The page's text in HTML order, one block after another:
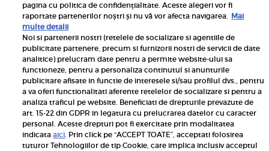
Inscrie-te la newsletterul UNICA
Pariază responsabil! Decizia ONJN nr. 821/25.09.2025.
Jocurile de noroc sunt interzise minorilor.
pagina cu politica de confidențialitate. Aceste alegeri vor fi
raportate partenerilor noștri și nu vă vor afecta navigarea. Mai
multe detalii
Noi si partenerii nostri (retelele de socializare si agentiile de
publicitate partenere, precum si furnizorii nostri de servicii de date
analitice) prelucram date pentru a permite website-ului sa
functioneze, pentru a personaliza continutul si anunturile
publicitare afisate in functie de interesele si/sau profilul dvs., pentru
a va oferi functionalitati aferente retelelor de socializare si pentru a
analiza traficul pe website. Beneficiati de drepturile prevazute de
art. 15-22 din GDPR in legatura cu prelucrarea datelor cu caracter
personal. Aceste drepturi pot fi exercitate prin modalitatea
indicataaici. Prin click pe “ACCEPT TOATE”, acceptati folosirea
tuturor Tehnologiilor de tip Cookie, care implica inclusiv acceptul